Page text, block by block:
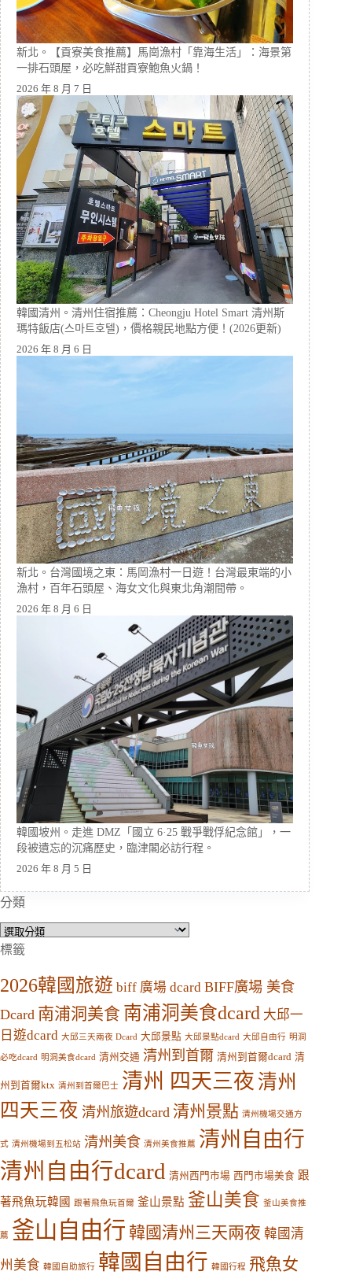
新北。【貢寮美食推薦】馬崗漁村「靠海生活」：海景第
一排石頭屋，必吃鮮甜貢寮鮑魚火鍋！
2026 年 8 月 7 日
韓國清州。清州住宿推薦：Cheongju Hotel Smart 清州斯
瑪特飯店(스마트호텔)，價格親民地點方便！(2026更新)
2026 年 8 月 6 日
新北。台灣國境之東：馬岡漁村一日遊！台灣最東端的小
漁村，百年石頭屋、海女文化與東北角潮間帶。
2026 年 8 月 6 日
韓國坡州。走進 DMZ「國立 6·25 戰爭戰俘紀念館」，一
段被遺忘的沉痛歷史，臨津閣必訪行程。
2026 年 8 月 5 日
分類
分
類
標籤
2026韓國旅遊 biff 廣場 dcard BIFF廣場 美食
Dcard 南浦洞美食 南浦洞美食dcard 大邱一
日遊dcard 大邱三天兩夜 Dcard 大邱景點 大邱景點dcard 大邱自由行 明洞
必吃dcard 明洞美食dcard 清州交通 清州到首爾 清州到首爾dcard 清
州到首爾ktx 清州到首爾巴士 清州 四天三夜 清州
四天三夜 清州旅遊dcard 清州景點 清州機場交通方
式 清州機場到五松站 清州美食 清州美食推薦 清州自由行
清州自由行dcard 清州西門市場 西門市場美食 跟
著飛魚玩韓國 跟著飛魚玩首爾 釜山景點 釜山美食 釜山美食推
薦 釜山自由行 韓國清州三天兩夜 韓國清
州美食 韓國自助旅行 韓國自由行 韓國行程 飛魚女